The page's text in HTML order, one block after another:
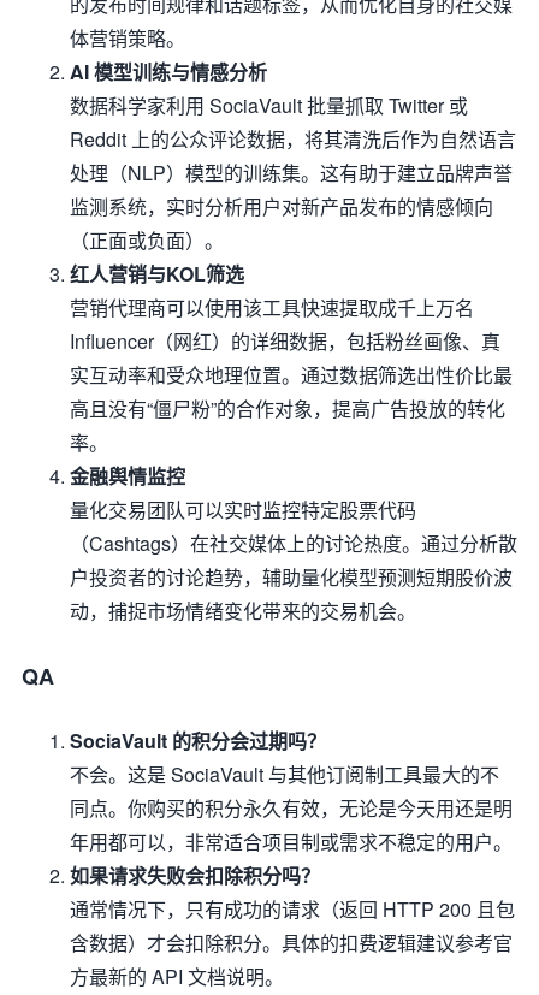
体营销策略。
AI 模型训练与情感分析
数据科学家利用 SociaVault 批量抓取 Twitter 或
Reddit 上的公众评论数据，将其清洗后作为自然语言
处理（NLP）模型的训练集。这有助于建立品牌声誉
监测系统，实时分析用户对新产品发布的情感倾向
（正面或负面）。
红人营销与KOL筛选
营销代理商可以使用该工具快速提取成千上万名
Influencer（网红）的详细数据，包括粉丝画像、真
实互动率和受众地理位置。通过数据筛选出性价比最
高且没有“僵尸粉”的合作对象，提高广告投放的转化
率。
金融舆情监控
量化交易团队可以实时监控特定股票代码
（Cashtags）在社交媒体上的讨论热度。通过分析散
户投资者的讨论趋势，辅助量化模型预测短期股价波
动，捕捉市场情绪变化带来的交易机会。
QA
SociaVault 的积分会过期吗？
不会。这是 SociaVault 与其他订阅制工具最大的不
同点。你购买的积分永久有效，无论是今天用还是明
年用都可以，非常适合项目制或需求不稳定的用户。
如果请求失败会扣除积分吗？
通常情况下，只有成功的请求（返回 HTTP 200 且包
含数据）才会扣除积分。具体的扣费逻辑建议参考官
方最新的 API 文档说明。